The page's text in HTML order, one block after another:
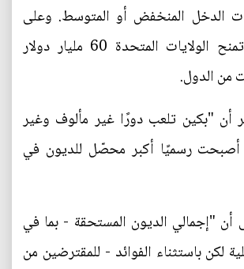
الدخل المنخفض أو المتوسط. وعلى
سبيل المقارنة، تمنح الولايات المتحدة 60 مليار دولار
من الدول.
أن "بكين تلعب دورًا غير مألوف وغير
أصبحت رسميًا أكبر محصّل للديون في
أن "إجمالي الديون المستحقة - بما في
لكن باستثناء الفوائد - للمقترضين من